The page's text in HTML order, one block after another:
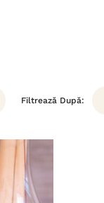
Filtrează După: